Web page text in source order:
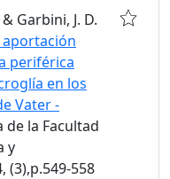
Garbini, J. D.
aportación
periférica
en los
Vater -
de la Facultad
y
(3),p.549-558